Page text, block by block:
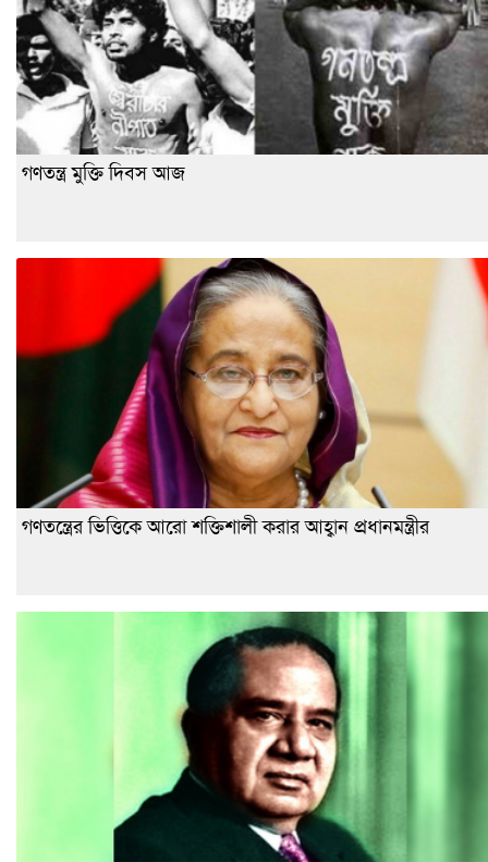
গণতন্ত্র মুক্তি দিবস আজ
গণতন্ত্রের ভিত্তিকে আরো শক্তিশালী করার আহ্বান প্রধানমন্ত্রীর